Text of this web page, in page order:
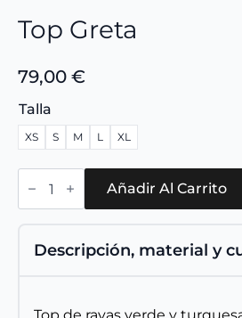
Top Greta
79,00 €
Talla
XS S M L XL
Top
Greta
Añadir Al Carrito
Descripción, material y